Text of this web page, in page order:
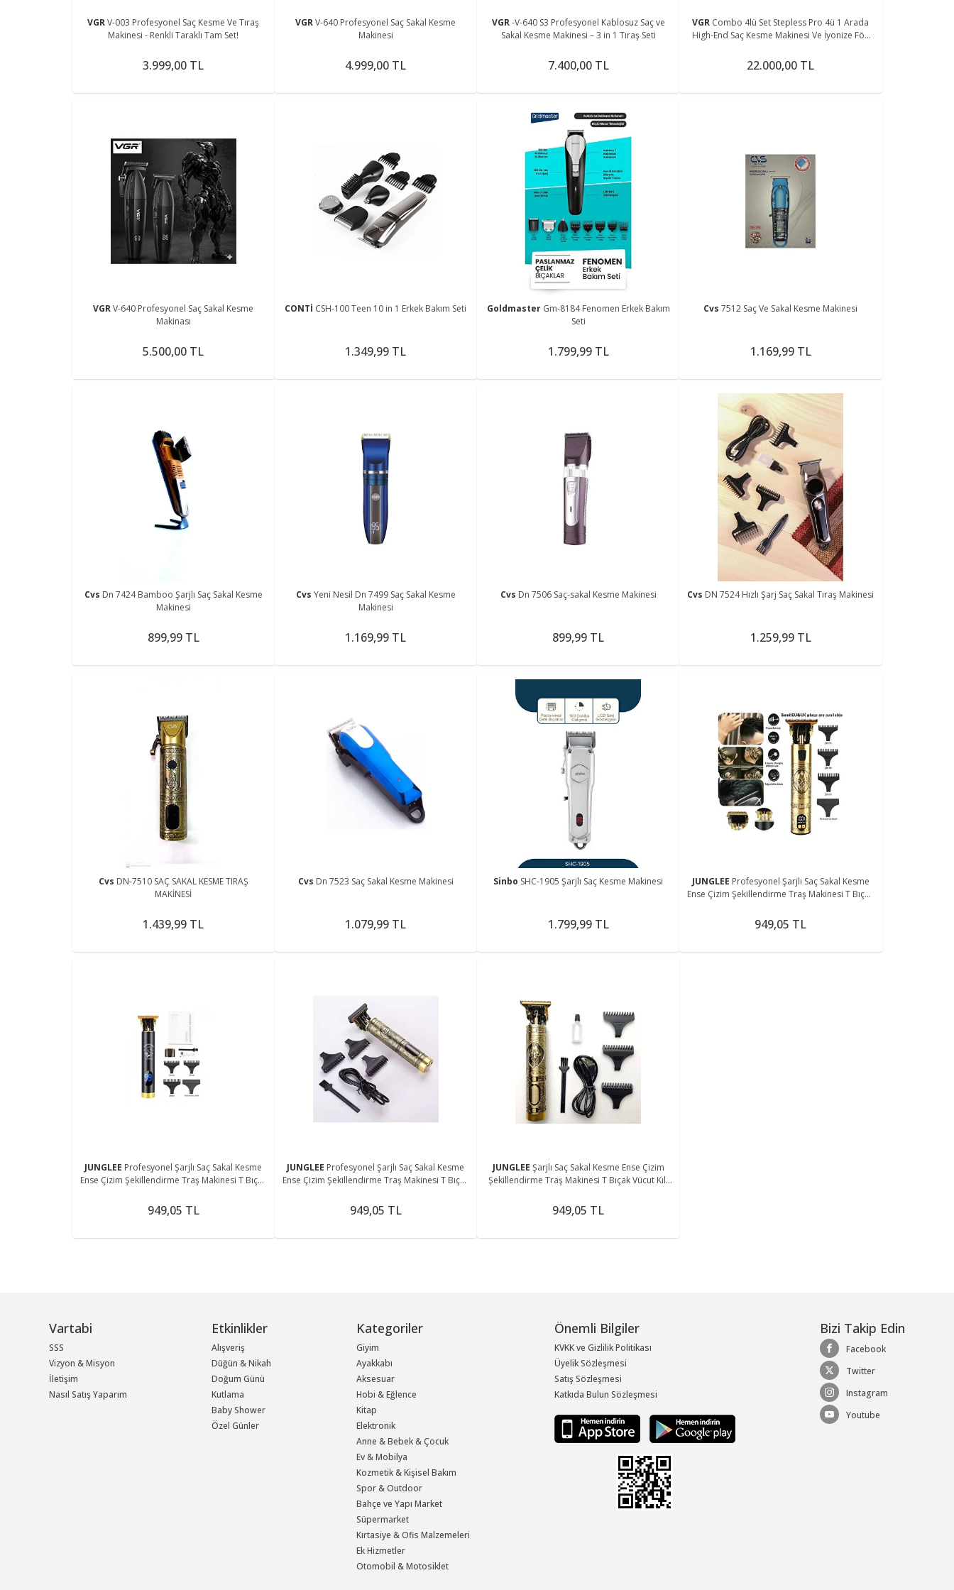
VGRV-003 Profesyonel Saç Kesme Ve Tıraş
Makinesi - Renkli Taraklı Tam Set!
3.999,00 TL
VGRV-640 Profesyonel Saç Sakal Kesme
Makinesi
4.999,00 TL
VGR-V-640 S3 Profesyonel Kablosuz Saç ve
Sakal Kesme Makinesi – 3 in 1 Tıraş Seti
7.400,00 TL
VGR Combo 4lü Set Stepless Pro 4ü 1 Arada
High-End Saç Kesme Makinesi Ve İyonize Fön
22.000,00 TL
VGRV-640 Profesyonel Saç Sakal Kesme
Makinası
5.500,00 TL
CONTİ CSH-100 Teen 10 in 1 Erkek Bakım Seti
1.349,99 TL
Goldmaster Gm-8184 Fenomen Erkek Bakım
Seti
1.799,99 TL
Cvs7512 Saç Ve Sakal Kesme Makinesi
1.169,99 TL
Cvs Dn 7424 Bamboo Şarjlı Saç Sakal Kesme
Makinesi
899,99 TL
Cvs Yeni Nesil Dn 7499 Saç Sakal Kesme
Makinesi
1.169,99 TL
Cvs Dn 7506 Saç-sakal Kesme Makinesi
899,99 TL
Cvs DN 7524 Hızlı Şarj Saç Sakal Tıraş Makinesi
1.259,99 TL
Cvs DN-7510 SAÇ SAKAL KESME TIRAŞ
MAKİNESİ
1.439,99 TL
Cvs Dn 7523 Saç Sakal Kesme Makinesi
1.079,99 TL
Sinbo SHC-1905 Şarjlı Saç Kesme Makinesi
1.799,99 TL
JUNGLEE Profesyonel Şarjlı Saç Sakal Kesme
Ense Çizim Şekillendirme Traş Makinesi T Bıçak
949,05 TL
JUNGLEE Profesyonel Şarjlı Saç Sakal Kesme
Ense Çizim Şekillendirme Traş Makinesi T Bıçak
949,05 TL
JUNGLEE Profesyonel Şarjlı Saç Sakal Kesme
Ense Çizim Şekillendirme Traş Makinesi T Bıçak
949,05 TL
JUNGLEE Şarjlı Saç Sakal Kesme Ense Çizim
Şekillendirme Traş Makinesi T Bıçak Vücut Kılı
949,05 TL
Vartabi
SSS
Vizyon & Misyon
İletişim
Nasıl Satış Yaparım
Etkinlikler
Alışveriş
Düğün & Nikah
Doğum Günü
Kutlama
Baby Shower
Özel Günler
Kategoriler
Giyim
Ayakkabı
Aksesuar
Hobi & Eğlence
Kitap
Elektronik
Anne & Bebek & Çocuk
Ev & Mobilya
Kozmetik & Kişisel Bakım
Spor & Outdoor
Bahçe ve Yapı Market
Süpermarket
Kırtasiye & Ofis Malzemeleri
Ek Hizmetler
Otomobil & Motosiklet
Önemli Bilgiler
KVKK ve Gizlilik Politikası
Üyelik Sözleşmesi
Satış Sözleşmesi
Katkıda Bulun Sözleşmesi
Bizi Takip Edin
Facebook
Twitter
Instagram
Youtube